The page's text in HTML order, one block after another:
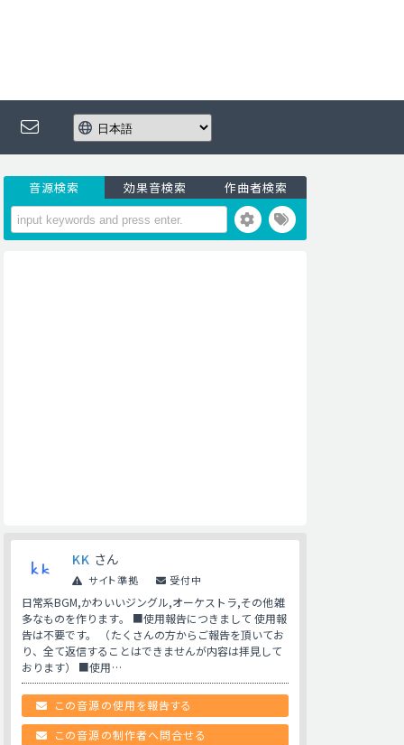
音源検索 効果音検索 作曲者検索
KK さん
サイト準拠 受付中
日常系BGM,かわいいジングル,オーケストラ,その他雑
多なものを作ります。 ■使用報告につきまして 使用報
告は不要です。 （たくさんの方からご報告を頂いてお
り、全て返信することはできませんが内容は拝見して
おります） ■使用…
この音源の使用を報告する
この音源の制作者へ問合せる